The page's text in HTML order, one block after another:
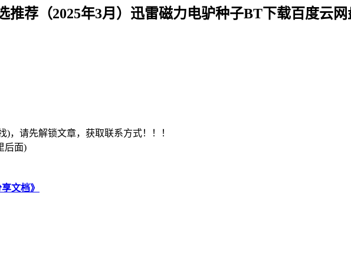
推荐（2025年3月）迅雷磁力电驴种子BT下载百度云
，请先解锁文章，获取联系方式！！！
后面)
文档》